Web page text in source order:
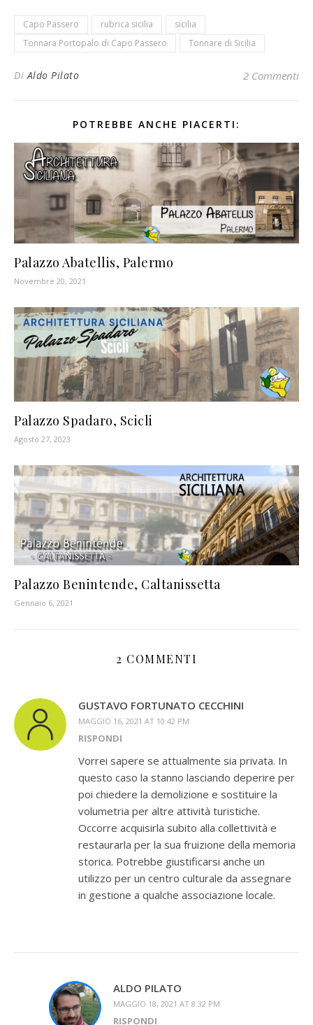
Capo Passero rubrica sicilia
sicilia
Tonnara Portopalo di Capo Passero
Tonnare di Sicilia
DiAldo Pilato 2 Commenti
POTREBBE ANCHE PIACERTI:
Palazzo Abatellis, Palermo
Novembre 20, 2021
Palazzo Spadaro, Scicli
Agosto 27, 2023
Palazzo Benintende, Caltanissetta
Gennaio 6, 2021
2 COMMENTI
GUSTAVO FORTUNATO CECCHINI
MAGGIO 16, 2021 AT 10:42 PM
RISPONDI
Vorrei sapere se attualmente sia privata. In
questo caso la stanno lasciando deperire per
poi chiedere la demolizione e sostituire la
volumetria per altre attività turistiche.
Occorre acquisirla subito alla collettività e
restaurarla per la sua fruizione della memoria
storica. Potrebbe giustificarsi anche un
utilizzo per un centro culturale da assegnare
in gestione a qualche associazione locale.
ALDO PILATO
MAGGIO 18, 2021 AT 8:32 PM
RISPONDI